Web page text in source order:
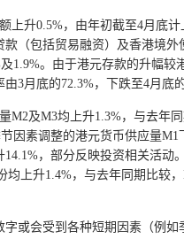
上升0.5%，由年初截至4月底计
款（包括贸易融资）及香港境外
1.9%。由于港元存款的升幅较
3月底的72.3%，下跌至4月底的
M2及M3均上升1.3%，与去年
因素调整的港元货币供应量M1
14.1%，部分反映投资相关活动
均上升1.4%，与去年同期比较
字或会受到各种短期因素（例如